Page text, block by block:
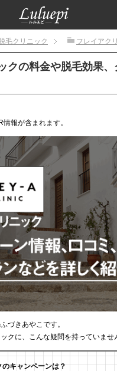
脱毛クリニック フレイアク
クの料金や脱毛効果、
報が含まれます。
づきあやこです。
クに、こんな疑問を持っていませ
キャンペーンは？